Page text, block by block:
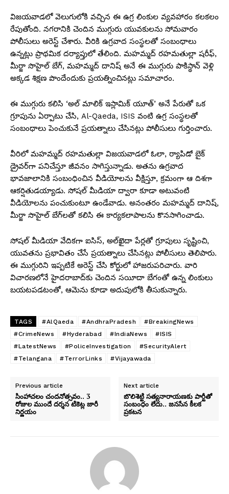
విజయవాడలో వెలుగులోకి వచ్చిన ఈ ఉగ్ర లింకుల వ్యవహారం కలకలం
రేపుతోంది. నగరానికి చెందిన ముగ్గురు యువకులను సోమవారం
పోలీసులు అరెస్ట్ చేశారు. వీరికి ఉగ్రవాద సంస్థలతో సంబంధాలు
ఉన్నట్లు ప్రాథమిక దర్యాప్తులో తేలింది. మహమ్మద్ రహమతుల్లా షరీఫ్,
మీర్జా సొహైల్ బేగ్, మహమ్మద్ దానిష్ అనే ఈ ముగ్గురు పాకిస్థాన్ వెళ్లి
అక్కడ శిక్షణ పొందేందుకు ప్రయత్నించినట్లు సమాచారం.
ఈ ముగ్గురు కలిసి ‘అల్ మాలిక్ ఇస్లామిక్ యూత్’ అనే పేరుతో ఒక
గ్రూపును ఏర్పాటు చేసి, Al-Qaeda, ISIS వంటి ఉగ్ర సంస్థలతో
సంబంధాలు పెంచుకునే ప్రయత్నాలు చేసినట్లు పోలీసులు గుర్తించారు.
వీరిలో మహమ్మద్ రహమతుల్లా విజయవాడలో ఓలా, ర్యాపిడో బైక్
డ్రైవర్‌గా పనిచేస్తూ జీవనం సాగిస్తున్నాడు. అతను ఉగ్రవాద
భావజాలానికి సంబంధించిన వీడియోలను వీక్షిస్తూ, క్రమంగా ఆ దిశగా
ఆకర్షితుడయ్యాడు. సోషల్ మీడియా ద్వారా కూడా అటువంటి
వీడియోలను పంచుకుంటూ ఉండేవాడు. అనంతరం మహమ్మద్ దానిష్,
మీర్జా సొహైల్ బేగ్‌లతో కలిసి ఈ కార్యకలాపాలను కొనసాగించాడు.
సోషల్ మీడియా వేదికగా ఐసిస్, అల్‌ఖైదా పేర్లతో గ్రూపులు సృష్టించి,
యువతను ప్రభావితం చేసే ప్రయత్నాలు చేసినట్లు పోలీసులు తెలిపారు.
ఈ ముగ్గురిని ఇప్పటికే అరెస్ట్ చేసి కోర్టులో హాజరుపరిచారు. వారి
విచారణలోనే హైదరాబాద్‌కు చెందిన సయీదా బేగంతో ఉన్న లింకులు
బయటపడటంతో, ఆమెను కూడా అదుపులోకి తీసుకున్నారు.
TAGS #AlQaeda #AndhraPradesh
#BreakingNews
#CrimeNews
#Hyderabad #IndiaNews
#ISIS
#LatestNews
#PoliceInvestigation
#SecurityAlert
#Telangana
#TerrorLinks #Vijayawada
Previous article
సింహాచలం చందనోత్సవం.. 3
రోజుల ముందే దర్శన టికెట్ల జారీ
నిర్ణయం
Next article
బొలిశెట్టి సత్యనారాయణకు పార్టీతో
సంబంధం లేదు.. జనసేన కీలక
ప్రకటన